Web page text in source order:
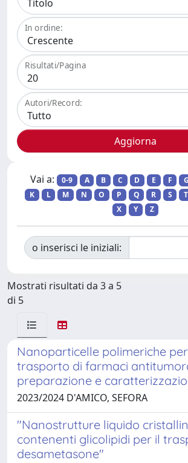
In ordine:
Risultati/Pagina
Autori/Record:
Vai a: 0-9 A B C D E F G
K
L M N O P Q R S T
X
Y Z
o inserisci le iniziali:
Mostrati risultati da 3 a 5
di 5
Nanoparticelle polimeriche
trasporto di farmaci
preparazione e
2023/2024 D'AMICO, SEFORA
"Nanostrutture liquido
contenenti glicolipidi per il
desametasone"